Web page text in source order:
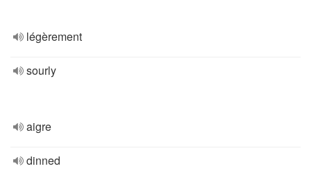
légèrement
sourly
aigre
dinned